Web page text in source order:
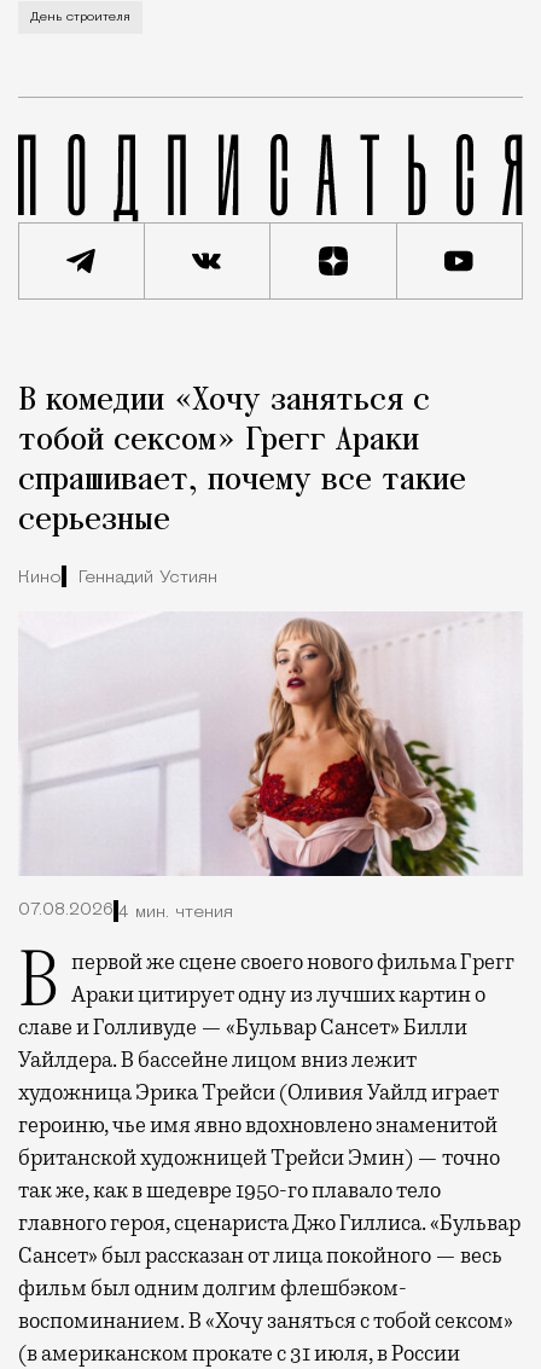
В этом году профессиональный праздник День
День строителя
Город
В комедии «Хочу заняться с
тобой сексом» Грегг Араки
спрашивает, почему все такие
серьезные
Кино Геннадий Устиян
07.08.2026 4 мин. чтения
В первой же сцене своего нового фильма Грегг Араки цитирует одну из лучших картин о
славе и Голливуде — «Бульвар Сансет» Билли
Уайлдера. В бассейне лицом вниз лежит
художница Эрика Трейси (Оливия Уайлд играет
героиню, чье имя явно вдохновлено знаменитой
британской художницей Трейси Эмин) — точно
так же, как в шедевре 1950-го плавало тело
главного героя, сценариста Джо Гиллиса. «Бульвар
Сансет» был рассказан от лица покойного — весь
фильм был одним долгим флешбэком-
воспоминанием. В «Хочу заняться с тобой сексом»
(в американском прокате с 31 июля, в России